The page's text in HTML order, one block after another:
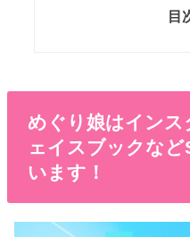
目
めぐり娘はインス
ェイスブックな
います！